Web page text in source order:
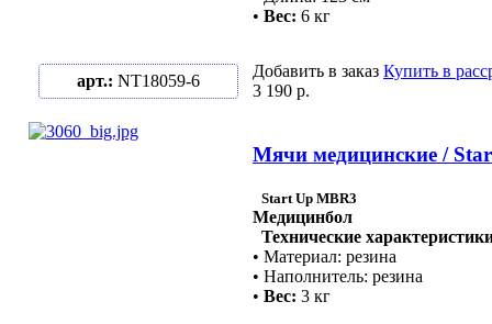
• Вес: 6 кг
арт.: NT18059-6
Добавить в заказ Купить в
3 190 р.
Мячи медицинские /
Start Up MBR3
Медицинбол
Технические
• Материал: резина
• Наполнитель: резина
• Вес: 3 кг